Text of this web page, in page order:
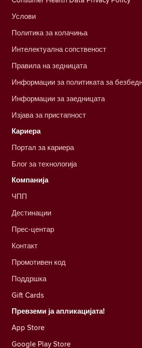
Услови
Политика за колачиња
Интелектуална сопственост
Правила на зедницата
Информации за политиката за
Информации за заедницата
Изјава за пристапност
Кариера
Портал за кариера
Блог за технологија
Компанија
ЧПП
Дестинации
Прес-центар
Контакт
Промотивен код
Поддршка
Gift Cards
Превземи ја апликацијата!
App Store
Google Play Store